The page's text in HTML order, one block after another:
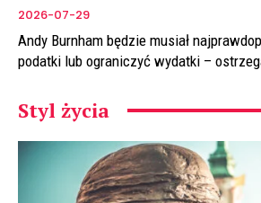
2026-07-29
Andy Burnham będzie musiał
podatki lub ograniczyć wydatki –
Styl życia